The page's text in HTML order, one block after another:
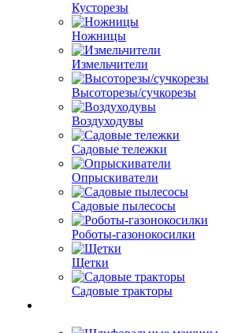
Кусторезы
Ножницы
Измельчители
Высоторезы/сучкорезы
Воздуходувы
Садовые тележки
Опрыскиватели
Садовые пылесосы
Роботы-газонокосилки
Щетки
Садовые тракторы